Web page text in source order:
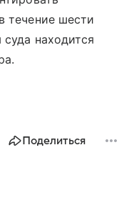
течение шести
находится
Поделиться